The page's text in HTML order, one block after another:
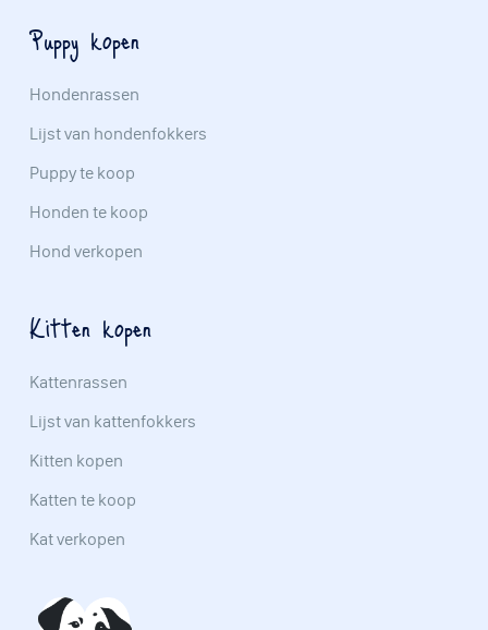
Puppy kopen
Hondenrassen
Lijst van hondenfokkers
Puppy te koop
Honden te koop
Hond verkopen
Kitten kopen
Kattenrassen
Lijst van kattenfokkers
Kitten kopen
Katten te koop
Kat verkopen